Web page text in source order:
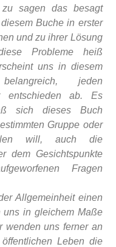
zu sagen das besagt
Buche in erster
und zu ihrer Lösung
Probleme heiß
uns in diesem
jeden
entschieden ab. Es
sich dieses Buch
Gruppe oder
will, auch die
dem Gesichtspunkte
Fragen
Allgemeinheit einen
in gleichem Maße
wenden uns ferner an
Leben die